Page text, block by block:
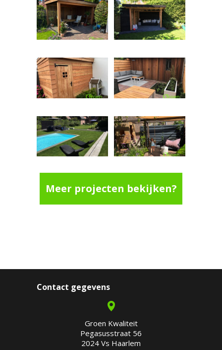
Meer projecten bekijken?
Contact gegevens
Groen Kwaliteit
Pegasusstraat 56
2024 Vs Haarlem